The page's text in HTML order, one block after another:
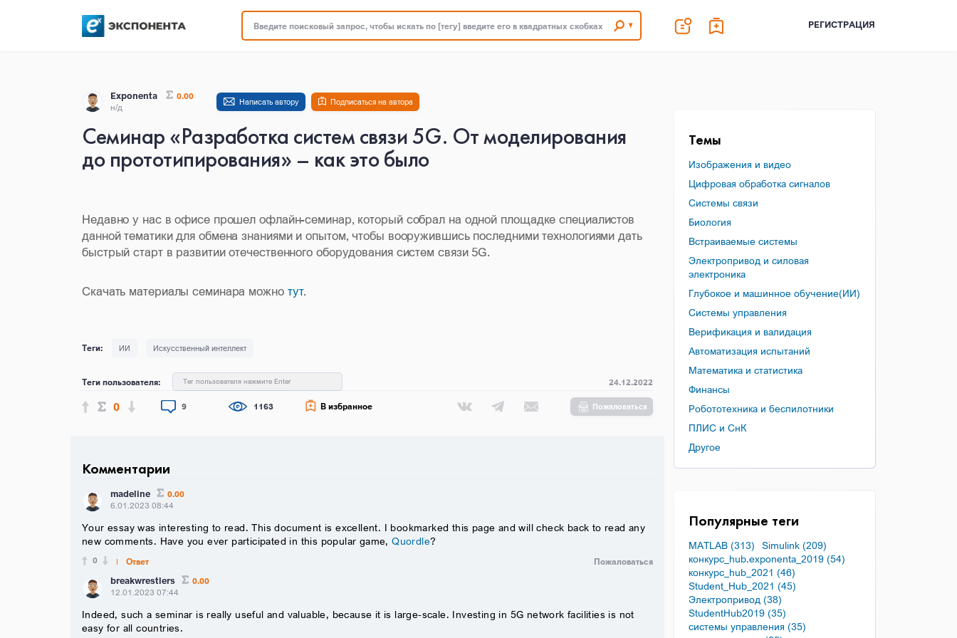
Введите поисковый запрос, чтобы искать по [тегу] введите его в квадратных скобках РЕГИСТРАЦИЯ
Exponenta
0.00
н/д
Написать автору Подписаться на автора
Семинар «Разработка систем связи 5G. От моделирования
до прототипирования» – как это было
Недавно у нас в офисе прошел офлайн-семинар, который собрал на одной площадке специалистов
данной тематики для обмена знаниями и опытом, чтобы вооружившись последними технологиями дать
быстрый старт в развитии отечественного оборудования систем связи 5G.
Скачать материалы семинара можно тут.
ИИ Искусственный интеллект
Теги пользователя: Тег пользователя нажмите Enter 24.12.2022
0 9 1163 В избранное Пожаловаться
Комментарии
madeline
0.00
6.01.2023 08:44
Your essay was interesting to read. This document is excellent. I bookmarked this page and will check back to read any
new comments. Have you ever participated in this popular game,Quordle?
0 Ответ Пожаловаться
breakwrestlers
0.00
12.01.2023 07:44
Indeed, such a seminar is really useful and valuable, because it is large-scale. Investing in 5G network facilities is not
easy for all countries.
Темы
Изображения и видео
Цифровая обработка сигналов
Системы связи
Биология
Встраиваемые системы
Электропривод и силовая
электроника
Глубокое и машинное обучение(ИИ)
Системы управления
Верификация и валидация
Автоматизация испытаний
Математика и статистика
Финансы
Робототехника и беспилотники
ПЛИС и СнК
Другое
Популярные теги
MATLAB (313)
Simulink (209)
конкурс_hub.exponenta_2019 (54)
конкурс_hub_2021 (46)
Student_Hub_2021 (45)
Электропривод (38)
StudentHub2019 (35)
системы управления (35)